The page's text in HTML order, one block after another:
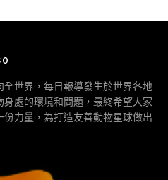
世界，每日報導發生於世界各地
處的環境和問題，最終希望大家
力量，為打造友善動物星球做出